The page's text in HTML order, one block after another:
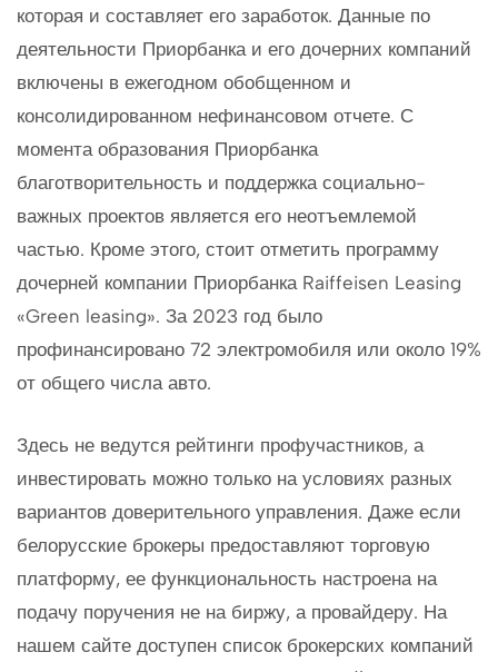
которая и составляет его заработок. Данные по
деятельности Приорбанка и его дочерних компаний
включены в ежегодном обобщенном и
консолидированном нефинансовом отчете. С
момента образования Приорбанка
благотворительность и поддержка социально-
важных проектов является его неотъемлемой
частью. Кроме этого, стоит отметить программу
дочерней компании Приорбанка Raiffeisen Leasing
«Green leasing». За 2023 год было
профинансировано 72 электромобиля или около 19%
от общего числа авто.
Здесь не ведутся рейтинги профучастников, а
инвестировать можно только на условиях разных
вариантов доверительного управления. Даже если
белорусские брокеры предоставляют торговую
платформу, ее функциональность настроена на
подачу поручения не на биржу, а провайдеру. На
нашем сайте доступен список брокерских компаний